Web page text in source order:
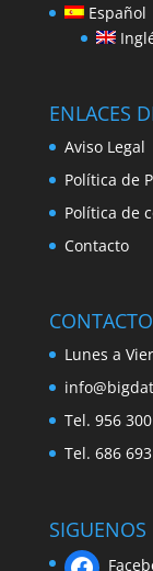
Español
ENLACES
Aviso Legal
Política de
Política de
Contacto
CONTACTO
Lunes a
Tel. 956
Tel. 686
SIGUENOS